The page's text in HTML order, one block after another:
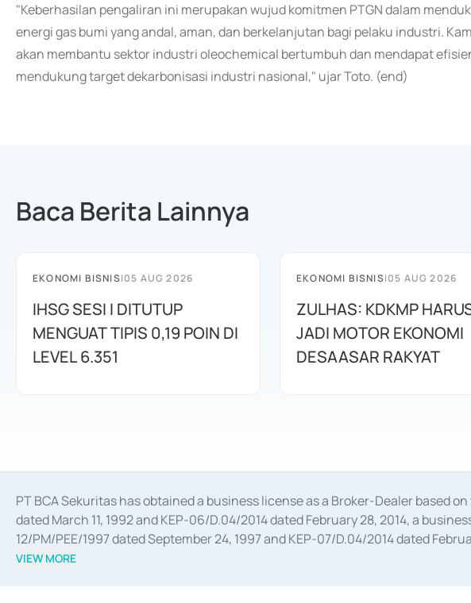
"Keberhasilan pengaliran ini merupakan wujud komitmen PTGN dalam
energi gas bumi yang andal, aman, dan berkelanjutan bagi pelaku industri.
akan membantu sektor industri oleochemical bertumbuh dan mendapat
mendukung target dekarbonisasi industri nasional," ujar Toto. (end)
Baca Berita Lainnya
EKONOMI BISNIS|05 AUG 2026
IHSG SESI I DITUTUP
MENGUAT TIPIS 0,19 POIN DI
LEVEL 6.351
EKONOMI BISNIS|05 AUG 2026
ZULHAS: KDKMP
JADI MOTOR EKONOMI
DESAASAR RAKYAT
PT BCA Sekuritas has obtained a business license as a Broker-Dealer based
dated March 11, 1992 and KEP-06/D.04/2014 dated February 28, 2014, a
12/PM/PEE/1997 dated September 24, 1997 and KEP-07/D.04/2014 dated
divestments, and joint ventures based on the decree of the Financial Services
VIEW MORE